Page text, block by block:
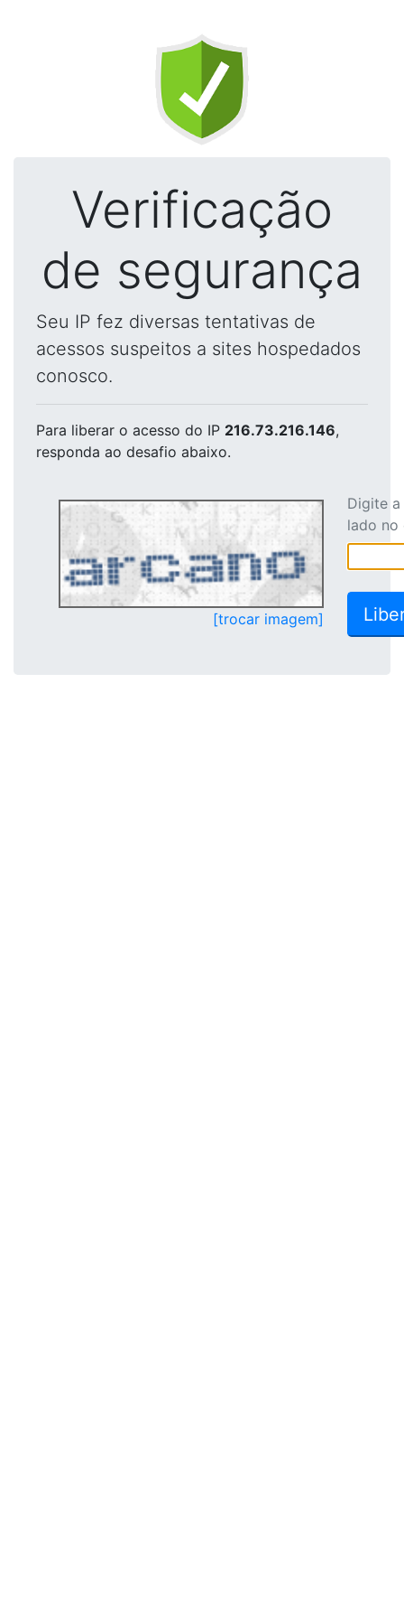
Verificação
de segurança
Seu IP fez diversas tentativas de
acessos suspeitos a sites hospedados
conosco.
Para liberar o acesso do IP 216.73.216.146,
responda ao desafio abaixo.
[trocar imagem]
Digite
lado no